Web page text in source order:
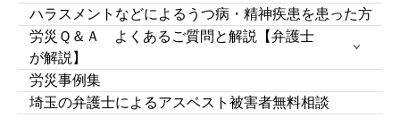
ハラスメントなどによるうつ病・精神疾患を患った方
労災Ｑ＆Ａ よくあるご質問と解説【弁護士
が解説】
労災事例集
埼玉の弁護士によるアスベスト被害者無料相談